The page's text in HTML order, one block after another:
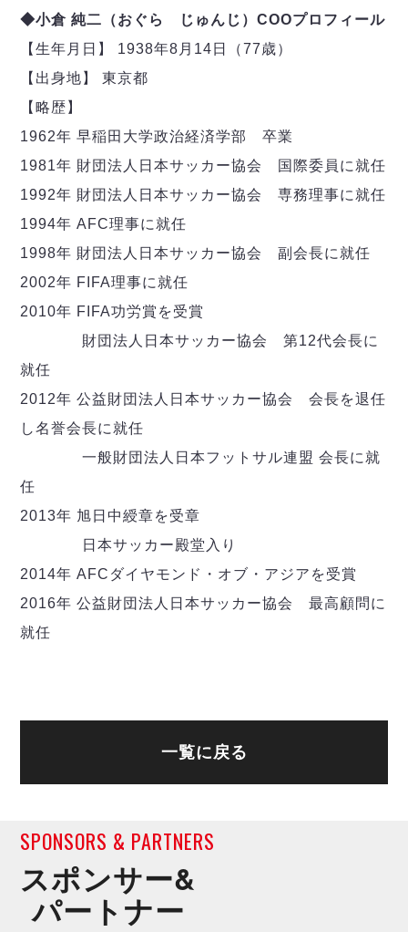
メットライフ生命Ｆリーグカップ 2026
試合日程・結果
大会概要
アリーナ情報
チケット情報
過去の記録
リガーレヴィア葛飾
Y．S．C．C．横浜
アグレミーナ浜松
デウソン神戸
ポルセイド浜田
ミラクルスマイル新居浜
記念ゴール
担当審判員
選手の通算記録（Ｆ１）
エスポラーダ北海道
バルドラール浦安
フウガドールすみだ
しながわシティ
立川アスレティックFC
ペスカドーラ町田
湘南ベルマーレ
名古屋オーシャンズ
シュライカー大阪
ボルクバレット北九州
バサジィ大分
選手の通算記録（Ｆ２）
ヴォスクオーレ仙台
マルバ水戸FC
リガーレヴィア葛飾
Y．S．C．C．横浜
アグレミーナ浜松
ミラクルスマイル新居浜
DIVISION 02
FOLLOW US!
◆小倉 純二（おぐら じゅんじ）COOプロフィール
【生年月日】 1938年8月14日（77歳）
【出身地】 東京都
【略歴】
1962年 早稲田大学政治経済学部 卒業
1981年 財団法人日本サッカー協会 国際委員に就任
1992年 財団法人日本サッカー協会 専務理事に就任
1994年 AFC理事に就任
1998年 財団法人日本サッカー協会 副会長に就任
2002年 FIFA理事に就任
2010年 FIFA功労賞を受賞
財団法人日本サッカー協会 第12代会長に
就任
2012年 公益財団法人日本サッカー協会 会長を退任
し名誉会長に就任
一般財団法人日本フットサル連盟 会長に就
任
2013年 旭日中綬章を受章
日本サッカー殿堂入り
2014年 AFCダイヤモンド・オブ・アジアを受賞
2016年 公益財団法人日本サッカー協会 最高顧問に
就任
一覧に戻る
SPONSORS & PARTNERS
スポンサー&
パートナー